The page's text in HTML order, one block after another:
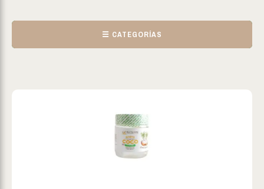
☰ CATEGORÍAS